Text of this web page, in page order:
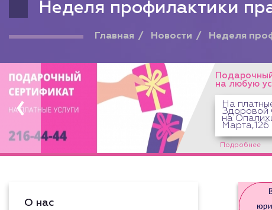
Неделя профилактики
Главная Новости Неделя
на любую
На
Здоровой
на
Марта,126
Подробнее
О нас